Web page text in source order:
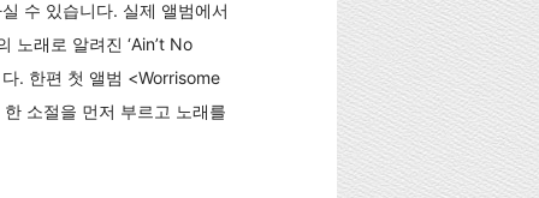
수 있습니다. 실제 앨범에서
노래로 알려진 ‘Ain’t No
. 한편 첫 앨범 <Worrisome
소절을 먼저 부르고 노래를